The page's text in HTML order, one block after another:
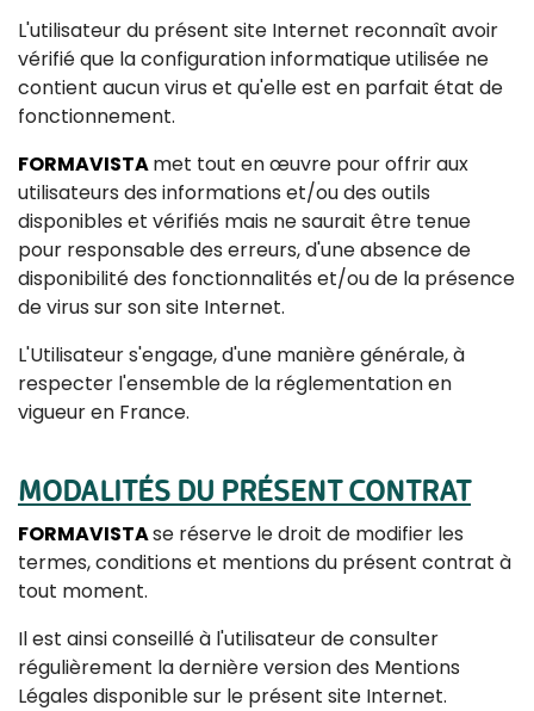
L'utilisateur du présent site Internet reconnaît avoir
vérifié que la configuration informatique utilisée ne
contient aucun virus et qu'elle est en parfait état de
fonctionnement.
FORMAVISTAmet tout en œuvre pour offrir aux
utilisateurs des informations et/ou des outils
disponibles et vérifiés mais ne saurait être tenue
pour responsable des erreurs, d'une absence de
disponibilité des fonctionnalités et/ou de la présence
de virus sur son site Internet.
L'Utilisateur s'engage, d'une manière générale, à
respecter l'ensemble de la réglementation en
vigueur en France.
MODALITÉS DU PRÉSENT CONTRAT
FORMAVISTAse réserve le droit de modifier les
termes, conditions et mentions du présent contrat à
tout moment.
Il est ainsi conseillé à l'utilisateur de consulter
régulièrement la dernière version des Mentions
Légales disponible sur le présent site Internet.